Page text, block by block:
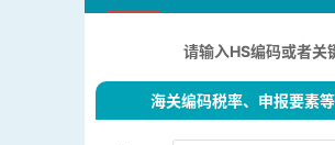
请输入HS编码或者关
海关编码税率、申报要素